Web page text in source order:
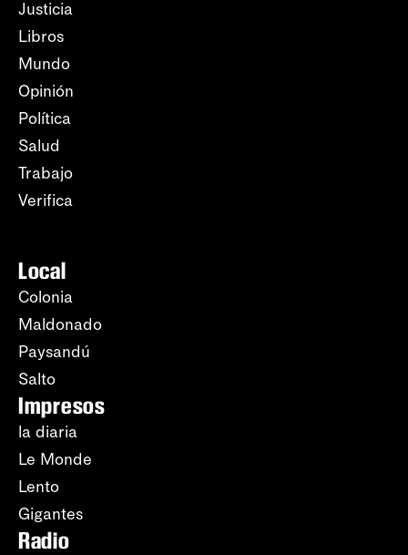
Justicia
Libros
Mundo
Opinión
Política
Salud
Trabajo
Verifica
Local
Colonia
Maldonado
Paysandú
Salto
Impresos
la diaria
Le Monde
Lento
Gigantes
Radio